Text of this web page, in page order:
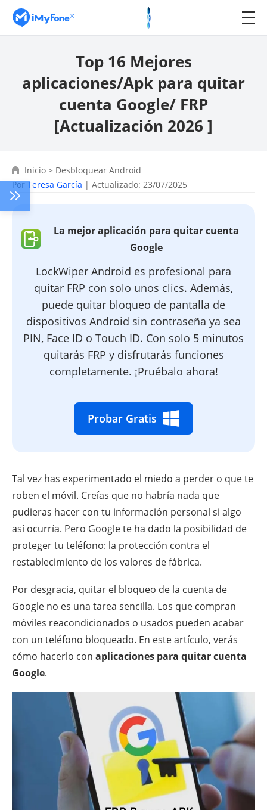
Top 16 Mejores
aplicaciones/Apk para quitar
cuenta Google/ FRP
[Actualización 2026 ]
Inicio > Desbloquear Android
PorTeresa García | Actualizado: 23/07/2025
La mejor aplicación para quitar cuenta
Google
LockWiper Android es profesional para
quitar FRP con solo unos clics. Además,
puede quitar bloqueo de pantalla de
dispositivos Android sin contraseña ya sea
PIN, Face ID o Touch ID. Con solo 5 minutos
quitarás FRP y disfrutarás funciones
completamente. ¡Pruébalo ahora!
Probar Gratis
Tal vez has experimentado el miedo a perder o que te
roben el móvil. Creías que no habría nada que
pudieras hacer con tu información personal si algo
así ocurría. Pero Google te ha dado la posibilidad de
proteger tu teléfono: la protección contra el
restablecimiento de los valores de fábrica.
Por desgracia, quitar el bloqueo de la cuenta de
Google no es una tarea sencilla. Los que compran
móviles reacondicionados o usados pueden acabar
con un teléfono bloqueado. En este artículo, verás
cómo hacerlo con aplicaciones para quitar cuenta
Google.